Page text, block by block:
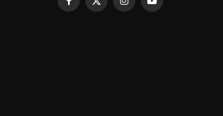
Facebook
X
InstagramYouTube